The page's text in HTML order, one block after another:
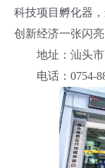
科技项目孵化器
创新经济一张闪亮
地址：汕头市
电话：0754-